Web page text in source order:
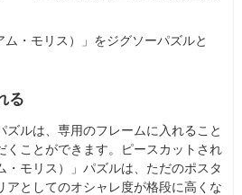
る
ズルは、専用のフレームに入れること
くことができます。ピースカットされ
・モリス）」パズルは、ただのポスタ
アとしてのオシャレ度が格段に高くな